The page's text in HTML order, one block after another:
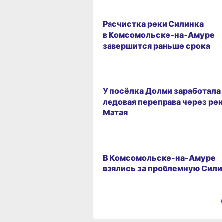
Расчистка реки Силинка
в Комсомольске‑на‑Амуре
завершится раньше срока
У посёлка Долми заработала
ледовая переправа через
Матая
В Комсомольске-на-Амуре
взялись за проблемную